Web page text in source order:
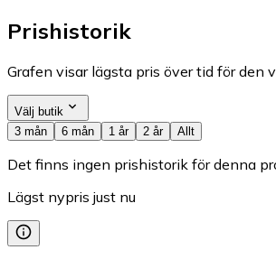
Prishistorik
Grafen visar lägsta pris över tid för den
Välj butik
3 mån
6 mån 1 år 2 år Allt
Det finns ingen prishistorik för denna
Lägst nypris just nu